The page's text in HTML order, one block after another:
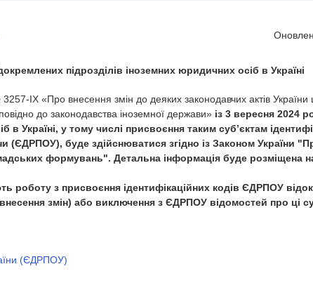
підрозділів іноземних юридичних осіб в Україні
IX «Про внесення змін до деяких законодавчих актів
до законодавства іноземної держави» із 3 вересня 2024
в Україні, у тому числі присвоєння таким суб’єктам
(ЄДРПОУ), буде здійснюватися згідно із Законом України
формувань". Детальна інформація буде розміщена
роботу з присвоєння ідентифікаційних кодів ЄДРПОУ
змін) або виключення з ЄДРПОУ відомостей про ці
(ЄДРПОУ)